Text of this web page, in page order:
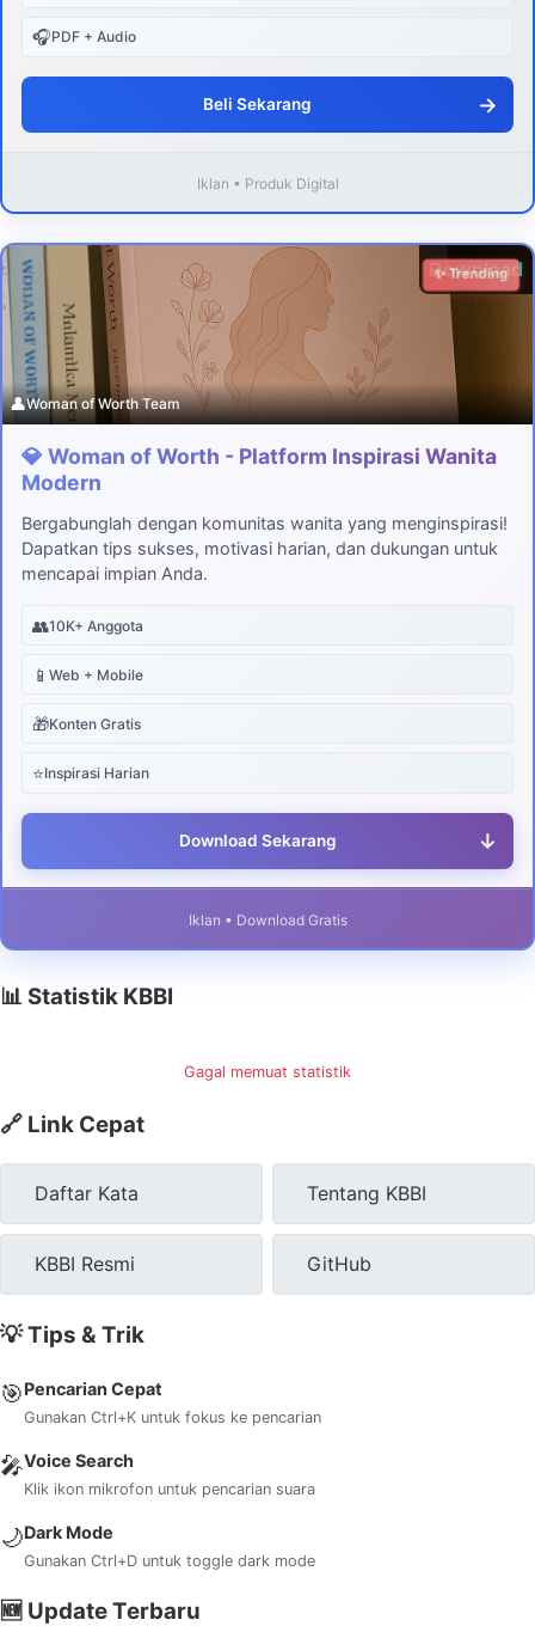
🎧PDF + Audio
Beli Sekarang →
Iklan • Produk Digital
Download
✨ Trending
👤Woman of Worth Team
💎 Woman of Worth - Platform Inspirasi Wanita
Modern
Bergabunglah dengan komunitas wanita yang menginspirasi!
Dapatkan tips sukses, motivasi harian, dan dukungan untuk
mencapai impian Anda.
👥10K+ Anggota
📱 Web + Mobile
🎁Konten Gratis
⭐Inspirasi Harian
Download Sekarang ↓
Iklan • Download Gratis
📊 Statistik KBBI
Gagal memuat statistik
🔗 Link Cepat
Daftar Kata Tentang KBBI
KBBI Resmi GitHub
💡 Tips & Trik
🎯Pencarian Cepat
Gunakan Ctrl+K untuk fokus ke pencarian
🎤Voice Search
Klik ikon mikrofon untuk pencarian suara
🌙Dark Mode
Gunakan Ctrl+D untuk toggle dark mode
🆕 Update Terbaru